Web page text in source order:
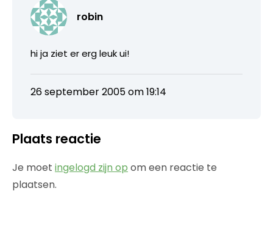
robin
hi ja ziet er erg leuk ui!
26 september 2005 om 19:14
Plaats reactie
Je moet ingelogd zijn op om een reactie te
plaatsen.